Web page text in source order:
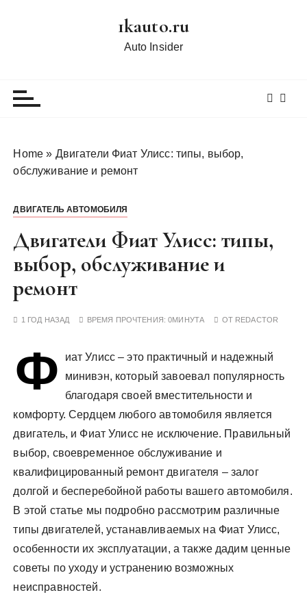
1kauto.ru
Auto Insider
Home » Двигатели Фиат Улисс: типы, выбор,
обслуживание и ремонт
ДВИГАТЕЛЬ АВТОМОБИЛЯ
Двигатели Фиат Улисс: типы,
выбор, обслуживание и
ремонт
1 ГОД НАЗАД ВРЕМЯ ПРОЧТЕНИЯ:0МИНУТА ОТ REDACTOR
Ф
иат Улисс – это практичный и надежный
минивэн, который завоевал популярность
благодаря своей вместительности и
комфорту. Сердцем любого автомобиля является
двигатель, и Фиат Улисс не исключение. Правильный
выбор, своевременное обслуживание и
квалифицированный ремонт двигателя – залог
долгой и бесперебойной работы вашего автомобиля.
В этой статье мы подробно рассмотрим различные
типы двигателей, устанавливаемых на Фиат Улисс,
особенности их эксплуатации, а также дадим ценные
советы по уходу и устранению возможных
неисправностей.